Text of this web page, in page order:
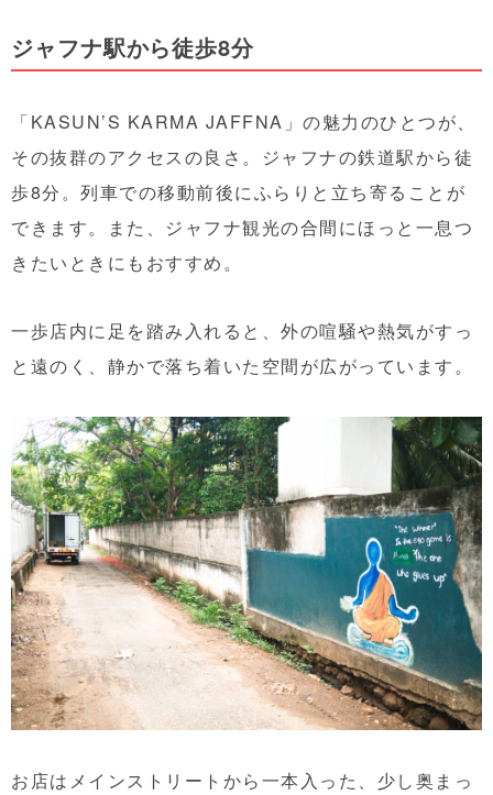
ジャフナ駅から徒歩8分
「KASUN’S KARMA JAFFNA」の魅力のひとつが、
その抜群のアクセスの良さ。ジャフナの鉄道駅から徒
歩8分。列車での移動前後にふらりと立ち寄ることが
できます。また、ジャフナ観光の合間にほっと一息つ
きたいときにもおすすめ。
一歩店内に足を踏み入れると、外の喧騒や熱気がすっ
と遠のく、静かで落ち着いた空間が広がっています。
お店はメインストリートから一本入った、少し奥まっ